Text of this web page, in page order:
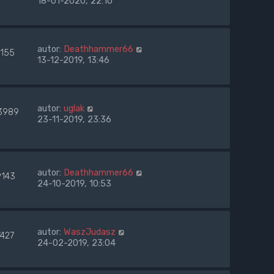
autor: Deathhammer66
13-12-2019, 13:46
autor: uglak
23-11-2019, 23:36
autor: Deathhammer66
24-10-2019, 10:53
autor: WaszJudasz
24-02-2019, 23:04